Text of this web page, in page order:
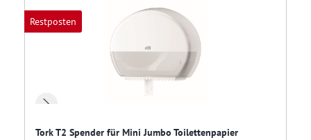
Restposten
Tork T2 Spender für Mini Jumbo Toilettenpapier